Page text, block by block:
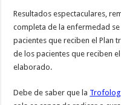
Resultados espectaculares,
completa de la enfermedad
pacientes que reciben el Plan
de los pacientes que reciben
elaborado.
Debe de saber que la